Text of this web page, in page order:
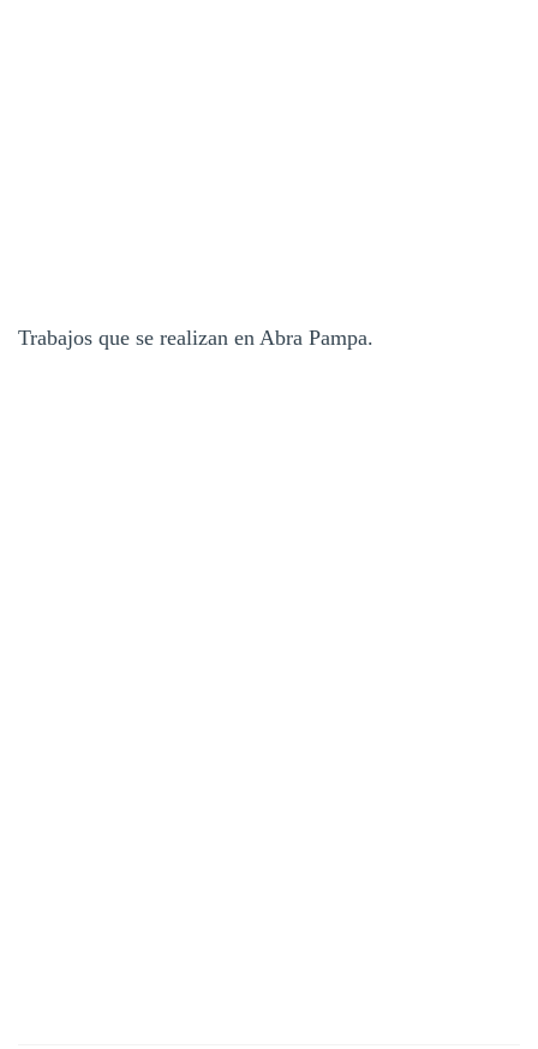
Trabajos que se realizan en Abra Pampa.